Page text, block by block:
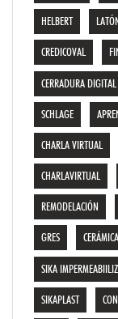
HELBERT
CREDICOVAL
CERRADURA DIGITAL
SCHLAGE
CHARLA VIRTUAL
CHARLAVIRTUAL
REMODELACIÓN
GRES CERÁMICA
SIKA
SIKAPLAST